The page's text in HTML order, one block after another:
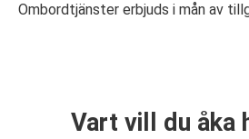
Ombordtjänster erbjuds i mån av
Vart vill du åka